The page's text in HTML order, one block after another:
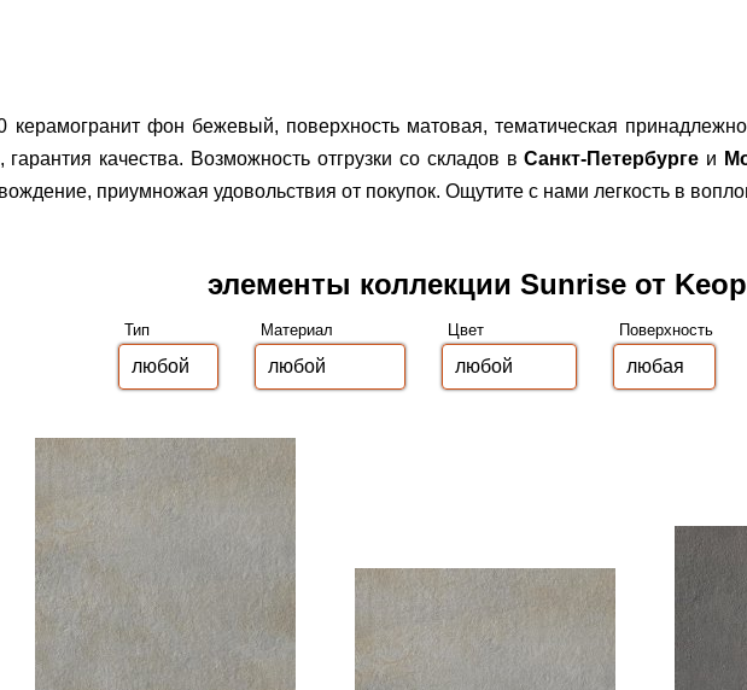
фон бежевый, поверхность матовая, тематическая
качества. Возможность отгрузки со складов вСанкт-Петербурге и
приумножая удовольствия от покупок. Ощутите с нами легкость в
элементы коллекции Sunrise от
Тип Материал Цвет Поверхность